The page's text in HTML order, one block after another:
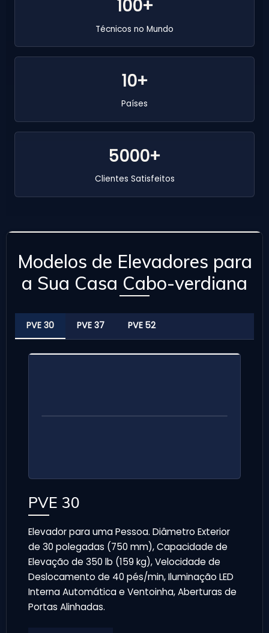
100+
Técnicos no Mundo
10+
Países
5000+
Clientes Satisfeitos
Modelos de Elevadores para
a Sua Casa Cabo-verdiana
PVE 30 PVE 37 PVE 52
PVE 30
Elevador para uma Pessoa. Diâmetro Exterior
de 30 polegadas (750 mm), Capacidade de
Elevação de 350 lb (159 kg), Velocidade de
Deslocamento de 40 pés/min, Iluminação LED
Interna Automática e Ventoinha, Aberturas de
Portas Alinhadas.